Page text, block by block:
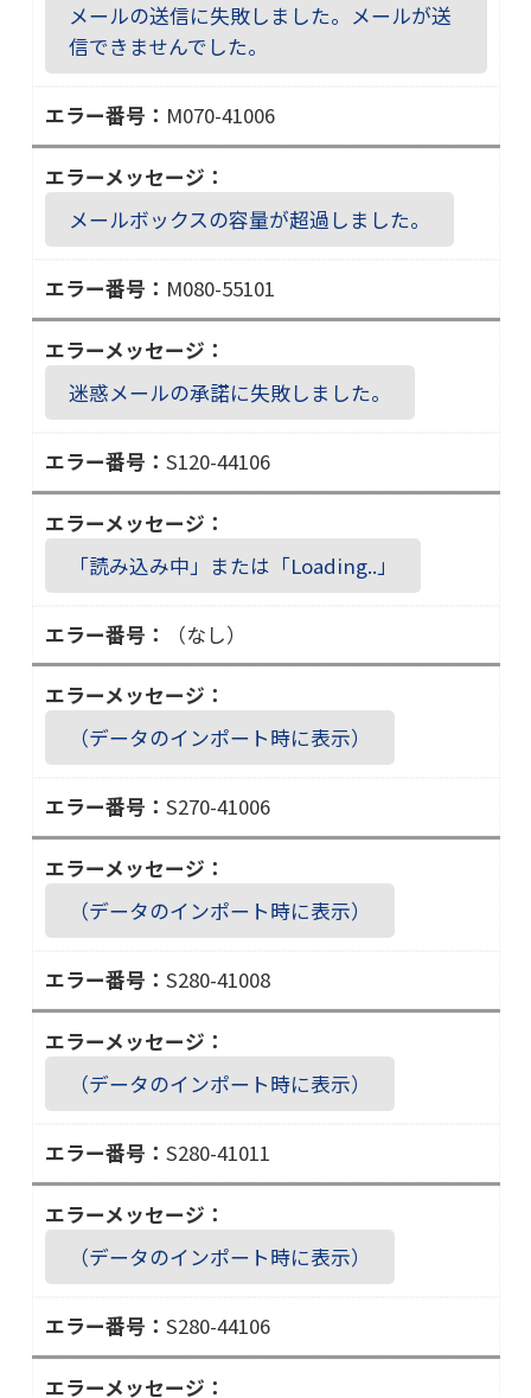
－
４
１
０
メールの送信に失敗しました。メールが送
信できませんでした。
M070-41006
Ｍ
０
０
４
１
０
６
メールボックスの容量が超過しました。
M080-55101
Ｍ
０
０
５
５
１
１
迷惑メールの承諾に失敗しました。
S120-44106
Ｓ
１
０
４
１
６
「読み込み中」または「Loading..」
（なし）
（データのインポート時に表示）
S270-41006
Ｓ
２
０
４
１
０
６
（データのインポート時に表示）
S280-41008
Ｓ
２
０
４
１
０
８
（データのインポート時に表示）
S280-41011
Ｓ
２
０
４
１
（データのインポート時に表示）
S280-44106
Ｓ
２